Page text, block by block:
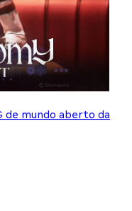
de mundo aberto da